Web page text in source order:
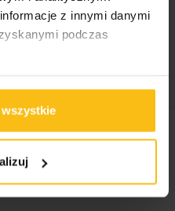
z innymi danymi
podczas
,Ochrona stawów